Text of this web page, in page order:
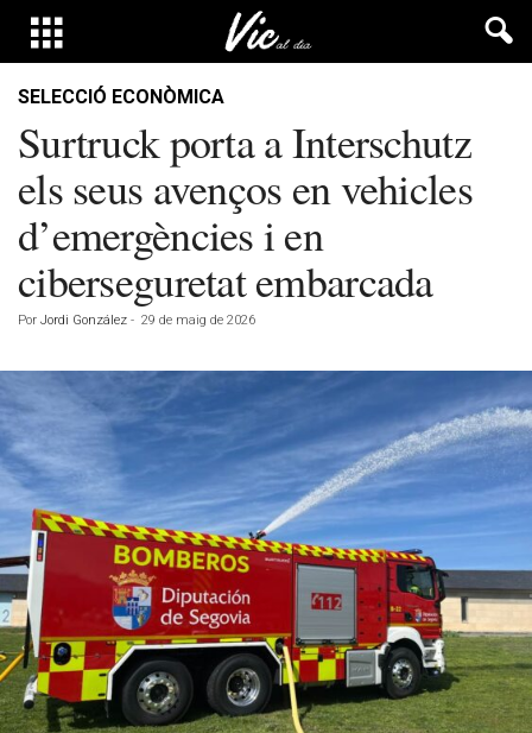
SELECCIÓ ECONÒMICA
Surtruck porta a Interschutz
els seus avenços en vehicles
d’emergències i en
ciberseguretat embarcada
Por Jordi González - 29 de maig de 2026